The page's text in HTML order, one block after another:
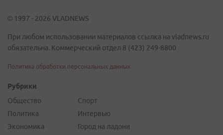
© 1997 - 2026 VLADNEWS
При любом использовании материалов ссылка на vladnews.ru
обязательна. Коммерческий отдел 8 (423) 249-8800
Политика обработки персональных данных
Рубрики
Общество
Политика
Экономика
Спорт
Интервью
Город на ладони